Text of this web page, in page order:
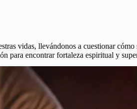
vidas, llevándonos a cuestionar
para encontrar fortaleza espiritual y